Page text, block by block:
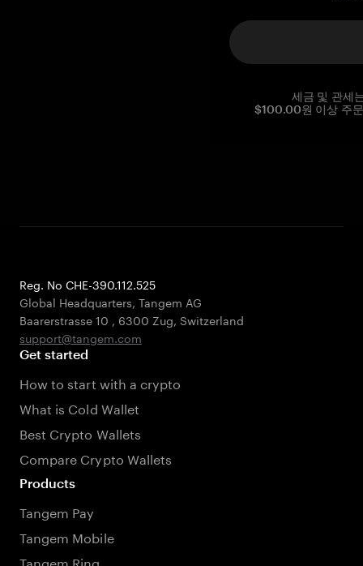
세금 및 관세
$100.00원 이상 주
Reg. No CHE-390.112.525
Global Headquarters, Tangem AG
Baarerstrasse 10 , 6300 Zug, Switzerland
support@tangem.com
Get started
How to start with a crypto
What is Cold Wallet
Best Crypto Wallets
Compare Crypto Wallets
Products
Tangem Pay
Tangem Mobile
Tangem Ring